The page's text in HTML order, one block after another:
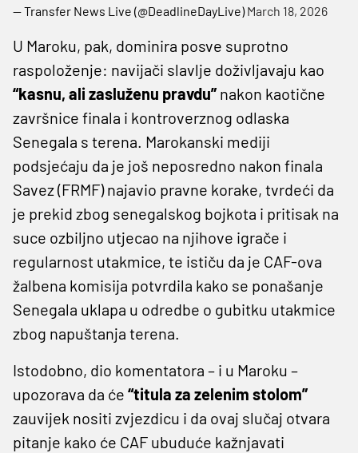
— Transfer News Live (@DeadlineDayLive)March 18, 2026
U Maroku, pak, dominira posve suprotno
raspoloženje: navijači slavlje doživljavaju kao
“kasnu, ali zasluženu pravdu” nakon kaotične
završnice finala i kontroverznog odlaska
Senegala s terena. Marokanski mediji
podsjećaju da je još neposredno nakon finala
Savez (FRMF) najavio pravne korake, tvrdeći da
je prekid zbog senegalskog bojkota i pritisak na
suce ozbiljno utjecao na njihove igrače i
regularnost utakmice, te ističu da je CAF-ova
žalbena komisija potvrdila kako se ponašanje
Senegala uklapa u odredbe o gubitku utakmice
zbog napuštanja terena.
Istodobno, dio komentatora – i u Maroku –
upozorava da će “titula za zelenim stolom”
zauvijek nositi zvjezdicu i da ovaj slučaj otvara
pitanje kako će CAF ubuduće kažnjavati